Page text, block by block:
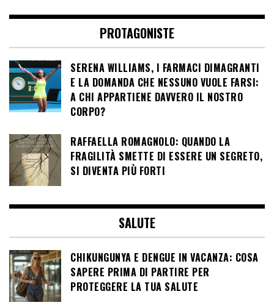
PROTAGONISTE
SERENA WILLIAMS, I FARMACI DIMAGRANTI
E LA DOMANDA CHE NESSUNO VUOLE FARSI:
A CHI APPARTIENE DAVVERO IL NOSTRO
CORPO?
RAFFAELLA ROMAGNOLO: QUANDO LA
FRAGILITÀ SMETTE DI ESSERE UN SEGRETO,
SI DIVENTA PIÙ FORTI
SALUTE
CHIKUNGUNYA E DENGUE IN VACANZA: COSA
SAPERE PRIMA DI PARTIRE PER
PROTEGGERE LA TUA SALUTE